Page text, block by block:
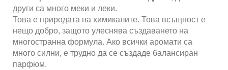
други са много меки и леки.
Това е природата на химикалите. Това всъщност е
нещо добро, защото улеснява създаването на
многостранна формула. Ако всички аромати са
много силни, е трудно да се създаде балансиран
парфюм.